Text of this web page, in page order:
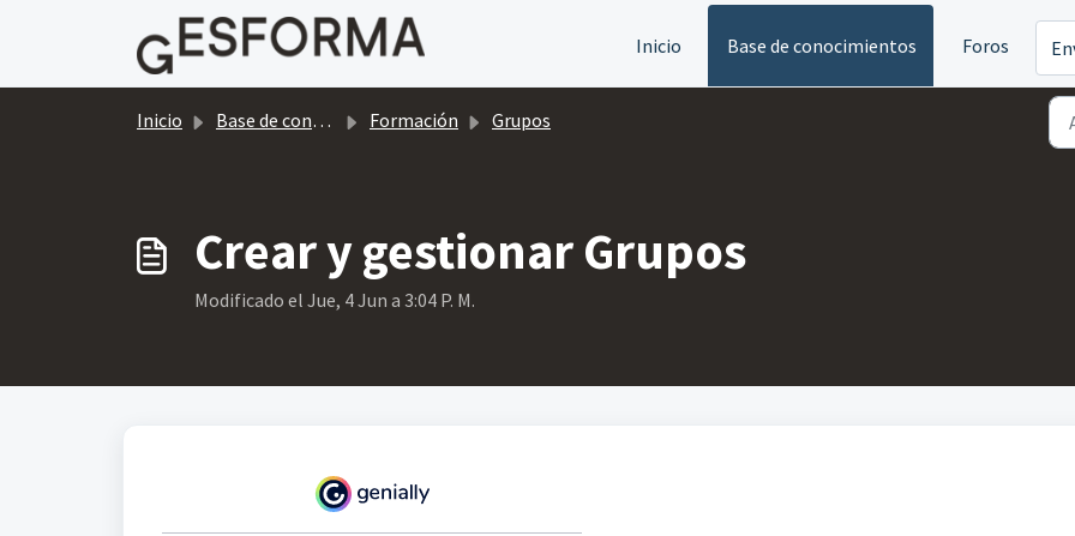
Saltar al contenido principal
Inicio
Base de conocimientos Foros
Inicio Base de conocimientos Formación Grupos
Crear y gestionar Grupos
Modificado el Jue, 4 Jun a 3:04 P. M.